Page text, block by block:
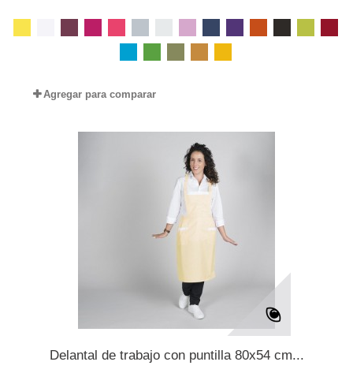
Agregar para comparar
Delantal de trabajo con puntilla 80x54 cm...